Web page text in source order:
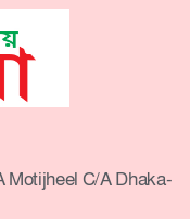
Motijheel C/A Dhaka-